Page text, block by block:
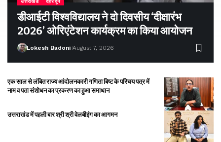
उत्तराखंड देहरादून
डीआईटी विश्वविद्यालय ने दो दिवसीय ‘दीक्षारंभ
2026’ ओरिएंटेशन कार्यक्रम का किया आयोजन
Lokesh Badoni August 7, 2026
एक साल से लंबित राज्य आंदोलनकारी गणिता बिष्ट के परिचय पत्र में
नाम व पता संशोधन का प्रकरण का हुआ समाधान
उत्तराखंड में पहली बार श्री श्री वेलबीइंग का आगमन